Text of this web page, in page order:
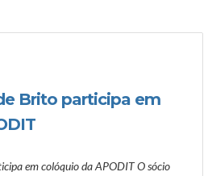
Brito participa em
em colóquio da APODIT O sócio